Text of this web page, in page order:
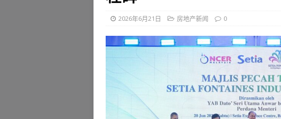
2026年6月21日 房地产新闻 0